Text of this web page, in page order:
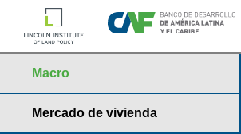
Macro
Mercado de vivienda